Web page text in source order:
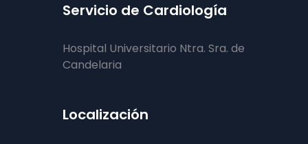
Servicio de Cardiología
Hospital Universitario Ntra. Sra. de
Candelaria
Localización